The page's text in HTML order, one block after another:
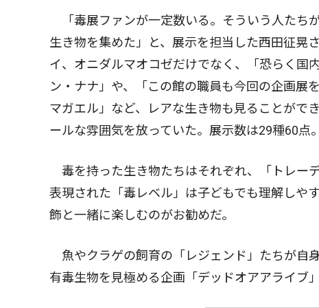
「毒展ファンが一定数いる。そういう人たち
生き物を集めた」と、展示を担当した西田征晃
イ、オニダルマオコゼだけでなく、「恐らく国
ン・ナナ」や、「この館の職員も今回の企画展
マガエル」など、レアな生き物も見ることがで
ールな雰囲気を放っていた。展示数は29種60点。
毒を持った生き物たちはそれぞれ、「トレー
表現された「毒レベル」は子どもでも理解しや
飾と一緒に楽しむのがお勧めだ。
魚やクラゲの飼育の「レジェンド」たちが自
有毒生物を見極める企画「デッドオアアライブ」